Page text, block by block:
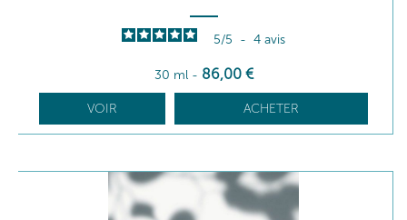
5/5 - 4 avis
30 ml - 86,00 €
VOIR ACHETER